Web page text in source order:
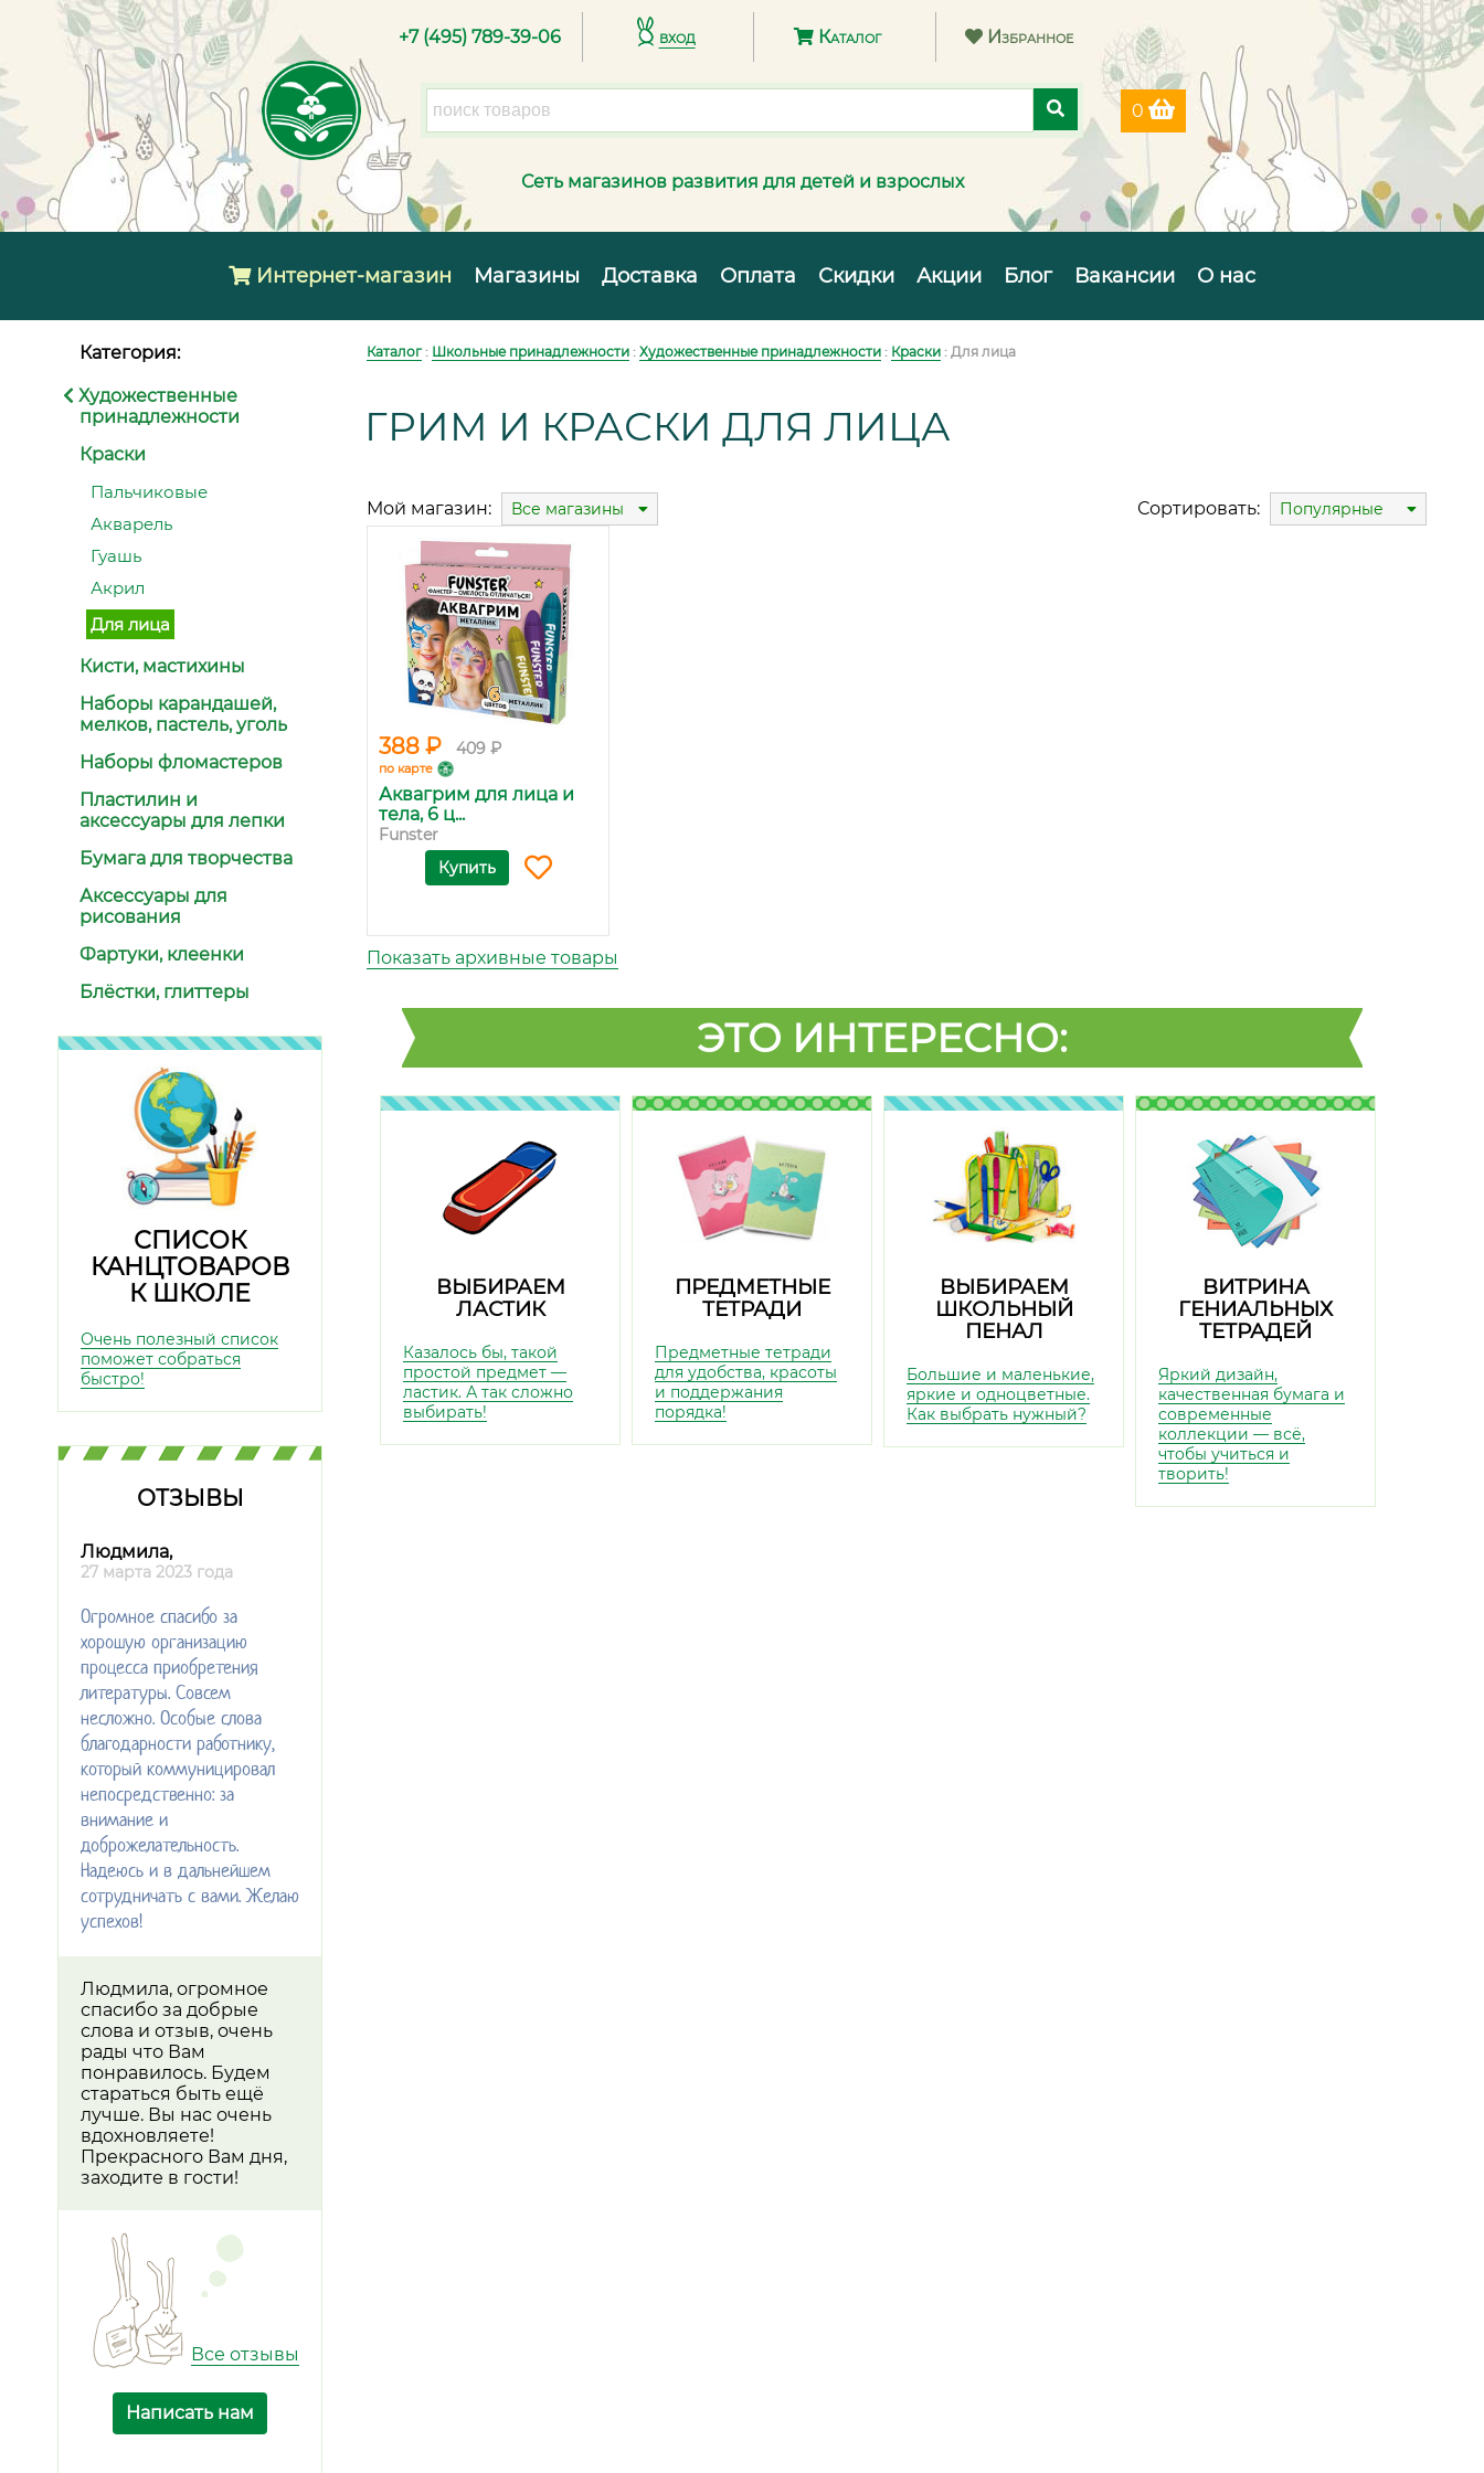
+7 (495) 789-39-06 вход Каталог Избранное
0
Сеть магазинов развития для детей и взрослых
Интернет-магазин Магазины Доставка Оплата Скидки Акции Блог Вакансии О нас
Категория:
Художественные
принадлежности
Краски
Пальчиковые
Акварель
Гуашь
Акрил
Для лица
Кисти, мастихины
Наборы карандашей,
мелков, пастель, уголь
Наборы фломастеров
Пластилин и
аксессуары для лепки
Бумага для творчества
Аксессуары для
рисования
Фартуки, клеенки
Блёстки, глиттеры
СПИСОК
КАНЦТОВАРОВ
К ШКОЛЕ
Очень полезный список
поможет собраться
быстро!
ОТЗЫВЫ
Людмила,
27 марта 2023 года
Огромное спасибо за
хорошую организацию
процесса приобретения
литературы. Совсем
несложно. Особые слова
благодарности работнику,
который коммуницировал
непосредственно: за
внимание и
доброжелательность.
Надеюсь и в дальнейшем
сотрудничать с вами. Желаю
успехов!
Людмила, огромное
спасибо за добрые
слова и отзыв, очень
рады что Вам
понравилось. Будем
стараться быть ещё
лучше. Вы нас очень
вдохновляете!
Прекрасного Вам дня,
заходите в гости!
Все отзывы
Написать нам
Каталог: Школьные принадлежности : Художественные принадлежности : Краски : Для лица
ГРИМ И КРАСКИ ДЛЯ ЛИЦА
Мой магазин: Все магазины Сортировать: Популярные
388 ₽ 409 ₽
по карте
Аквагрим для лица и
тела, 6 ц...
Funster
Купить
Показать архивные товары
ЭТО ИНТЕРЕСНО:
ВЫБИРАЕМ
ЛАСТИК
Казалось бы, такой
простой предмет —
ластик. А так сложно
выбирать!
ПРЕДМЕТНЫЕ
ТЕТРАДИ
Предметные тетради
для удобства, красоты
и поддержания
порядка!
ВЫБИРАЕМ
ШКОЛЬНЫЙ
ПЕНАЛ
Большие и маленькие,
яркие и одноцветные.
Как выбрать нужный?
ВИТРИНА
ГЕНИАЛЬНЫХ
ТЕТРАДЕЙ
Яркий дизайн,
качественная бумага и
современные
коллекции — всё,
чтобы учиться и
творить!